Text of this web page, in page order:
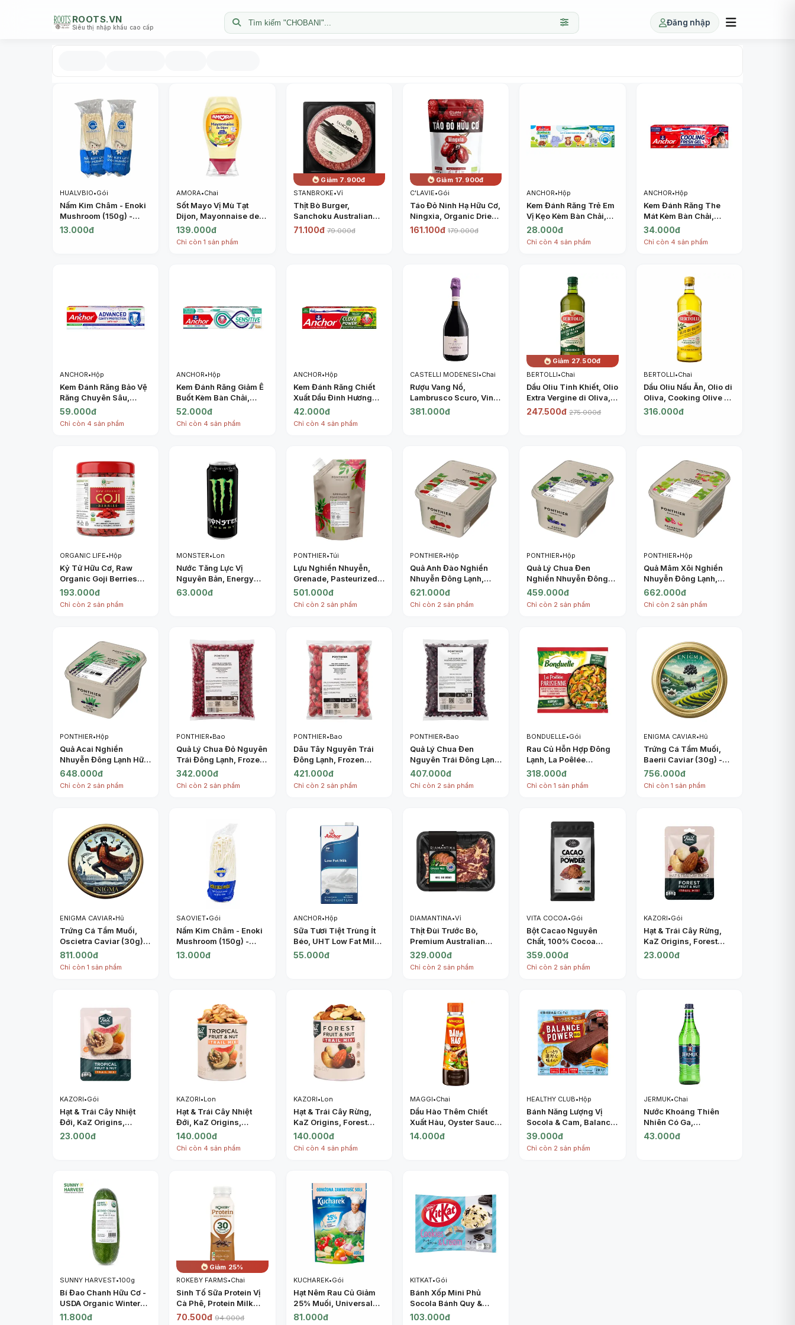
ROOTS.VN
Siêu thị nhập khẩu cao cấp
Tìm kiếm "CHOBANI"... Đăng nhập
HUALVBIO•Gói
Nấm Kim Châm - Enoki
Mushroom (150g) -
HUALVBIO
13.000đ
AMORA•Chai
Sốt Mayo Vị Mù Tạt
Dijon, Mayonnaise de
Dijon (235g) - AMORA
139.000đ
Chỉ còn 1 sản phẩm
Giảm 7.900đ
STANBROKE•Vỉ
Thịt Bò Burger,
Sanchoku Australian
Beef Artisans, Grass
71.100đ 79.000đ
Giảm 17.900đ
C'LAVIE•Gói
Táo Đỏ Ninh Hạ Hữu Cơ,
Ningxia, Organic Dried
Jujube (450g) - C'LAVIE
161.100đ 179.000đ
ANCHOR•Hộp
Kem Đánh Răng Trẻ Em
Vị Kẹo Kèm Bàn Chải,
Jungle Kids
Toothpaste, Bubble
Gum Flavor, Toothbrush
28.000đ
Chỉ còn 4 sản phẩm
ANCHOR•Hộp
Kem Đánh Răng The
Mát Kèm Bàn Chải,
Cooling Fresh Gel
Toothpaste, Toothbrush
Included (150g) -
34.000đ
Chỉ còn 4 sản phẩm
ANCHOR•Hộp
Kem Đánh Răng Bảo Vệ
Răng Chuyên Sâu,
Calcium
Hydroxyapatite
Toothpaste, Advanced
Flavour (150g) -
ANCHOR
59.000đ
Chỉ còn 4 sản phẩm
ANCHOR•Hộp
Kem Đánh Răng Giảm Ê
Buốt Kèm Bàn Chải,
Sensitive Toothpaste,
Toothbrush Included
(100g) - ANCHOR
52.000đ
Chỉ còn 4 sản phẩm
ANCHOR•Hộp
Kem Đánh Răng Chiết
Xuất Dầu Đinh Hương
Kèm Bàn Chải, Super
Clove Protection
Toothpaste, Clove
ANCHOR
42.000đ
Chỉ còn 4 sản phẩm
CASTELLI MODENESI•Chai
Rượu Vang Nổ,
Lambrusco Scuro, Vino
Frizzante Rosso
381.000đ
Giảm 27.500đ
BERTOLLI•Chai
Dầu Oliu Tinh Khiết, Olio
Extra Vergine di Oliva,
Extra Virgin Olive Oil
247.500đ 275.000đ
BERTOLLI•Chai
Dầu Oliu Nấu Ăn, Olio di
Oliva, Cooking Olive Oil
(1L) - BERTOLLI
316.000đ
ORGANIC LIFE•Hộp
Kỷ Tử Hữu Cơ, Raw
Organic Goji Berries
(180g) - ORGANIC LIFE
193.000đ
Chỉ còn 2 sản phẩm
MONSTER•Lon
Nước Tăng Lực Vị
Nguyên Bản, Energy
Drink, Original (500ml)
63.000đ
PONTHIER•Túi
Lựu Nghiền Nhuyễn,
Grenade, Pasteurized
Chilled Sugared Puree
Pomegranate (1kg) -
501.000đ
Chỉ còn 2 sản phẩm
PONTHIER•Hộp
Quả Anh Đào Nghiền
Nhuyễn Đông Lạnh,
Purée Griotte, Frozen
Sugared Morello
Cherry, 2.2 lbs (1kg) -
621.000đ
Chỉ còn 2 sản phẩm
PONTHIER•Hộp
Quả Lý Chua Đen
Nghiền Nhuyễn Đông
Lạnh, Purée Cassis,
Frozen Sugared
Blackcurrant, 2.2 lbs
459.000đ
Chỉ còn 2 sản phẩm
PONTHIER•Hộp
Quả Mâm Xôi Nghiền
Nhuyễn Đông Lạnh,
Purée Framboise,
Frozen Raspberry, 2.2
lbs (1kg) - PONTHIER
662.000đ
Chỉ còn 2 sản phẩm
PONTHIER•Hộp
Quả Acai Nghiền
Nhuyễn Đông Lạnh Hữu
Cơ, Purée Acai Bio,
Frozen Acai Berry, 2.2
lbs (1kg) - PONTHIER
648.000đ
Chỉ còn 2 sản phẩm
PONTHIER•Bao
Quả Lý Chua Đỏ Nguyên
Trái Đông Lạnh, Frozen
Redcurrants IQF, 2.2
lbs (1kg) - PONTHIER
342.000đ
Chỉ còn 2 sản phẩm
PONTHIER•Bao
Dâu Tây Nguyên Trái
Đông Lạnh, Frozen
Strawberries IQF, 2.2
lbs (1kg) - PONTHIER
421.000đ
Chỉ còn 2 sản phẩm
PONTHIER•Bao
Quả Lý Chua Đen
Nguyên Trái Đông Lạnh,
Frozen Blackcurrants
IQF, 2.2 lbs (1kg) -
407.000đ
Chỉ còn 2 sản phẩm
BONDUELLE•Gói
Rau Củ Hỗn Hợp Đông
Lạnh, La Poêlée
Parisienne (750g) -
BONDUELLE
318.000đ
Chỉ còn 1 sản phẩm
ENIGMA CAVIAR•Hũ
Trứng Cá Tầm Muối,
Baerii Caviar (30g) -
ENIGMA CAVIAR
756.000đ
Chỉ còn 1 sản phẩm
ENIGMA CAVIAR•Hũ
Trứng Cá Tầm Muối,
Oscietra Caviar (30g) -
ENIGMA CAVIAR
811.000đ
Chỉ còn 1 sản phẩm
SAOVIET•Gói
Nấm Kim Châm - Enoki
Mushroom (150g) -
SAOVIET
13.000đ
ANCHOR•Hộp
Sữa Tươi Tiệt Trùng Ít
Béo, UHT Low Fat Milk
(1L) - ANCHOR
55.000đ
DIAMANTINA•Vỉ
Thịt Đùi Trước Bò,
Premium Australian
Beef Grass Fed, Navel
End Brisket (500g) -
DIAMANTINA
329.000đ
Chỉ còn 2 sản phẩm
VITA COCOA•Gói
Bột Cacao Nguyên
Chất, 100% Cocoa
Powder, Natural
Unsweetened (500g) -
VITA COCOA
359.000đ
Chỉ còn 2 sản phẩm
KAZORI•Gói
Hạt & Trái Cây Rừng,
KaZ Origins, Forest
Fruit & Nut Trail Mix,
23.000đ
KAZORI•Gói
Hạt & Trái Cây Nhiệt
Đới, KaZ Origins,
Tropical Fruit & Nut
23.000đ
KAZORI•Lon
Hạt & Trái Cây Nhiệt
Đới, KaZ Origins,
Tropical Fruit & Nut
Trail Mix, 6.3 oz (180g)
140.000đ
Chỉ còn 4 sản phẩm
KAZORI•Lon
Hạt & Trái Cây Rừng,
KaZ Origins, Forest
Fruit & Nut Trail Mix, 6.3
oz (180g) - KAZORI
140.000đ
Chỉ còn 4 sản phẩm
MAGGI•Chai
Dầu Hào Thêm Chiết
Xuất Hàu, Oyster Sauce
(150g) - MAGGI
14.000đ
HEALTHY CLUB•Hộp
Bánh Năng Lượng Vị
Socola & Cam, Balance
Power, Moist Chocolate
& Orange Energy Bar, 2
Gói (60.8g) - HEALTHY
39.000đ
Chỉ còn 2 sản phẩm
JERMUK•Chai
Nước Khoáng Thiên
Nhiên Có Ga,
Carbonated Natural
43.000đ
SUNNY HARVEST•100g
Bí Đao Chanh Hữu Cơ -
USDA Organic Winter
Melon - SUNNY
11.800đ
Giảm 25%
ROKEBY FARMS•Chai
Sinh Tố Sữa Protein Vị
Cà Phê, Protein Milk
Smoothie, Double
70.500đ 94.000đ
KUCHAREK•Gói
Hạt Nêm Rau Củ Giảm
25% Muối, Universal
Vegetable Seasoning,
81.000đ
KITKAT•Gói
Bánh Xốp Mini Phủ
Socola Bánh Quy &
Kem, Mini Wafer Bars,
103.000đ